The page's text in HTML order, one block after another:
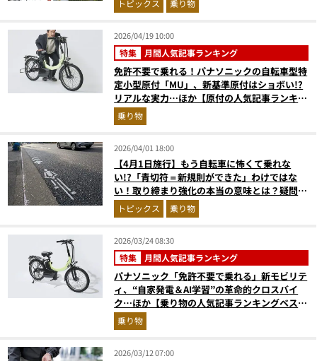
トピックス 乗り物
2026/04/19 10:00
特集 月間人気記事ランキング
免許不要で乗れる！パナソニックの自転車型特
定小型原付「MU」、新基準原付はショボい!?
リアルな実力…ほか【原付の人気記事ランキン
グベスト3】（2026年3月版）
乗り物
2026/04/01 18:00
【4月1日施行】もう自転車に怖くて乗れな
い!?「青切符＝新規則ができた」わけではな
い！取り締まり強化の本当の意味とは？疑問を
解説
トピックス 乗り物
2026/03/24 08:30
特集 月間人気記事ランキング
パナソニック「免許不要で乗れる」新モビリテ
ィ、“自家発電＆AI学習”の革命的クロスバイ
ク…ほか【乗り物の人気記事ランキングベスト
3】（2026年2月版）
乗り物
2026/03/12 07:00